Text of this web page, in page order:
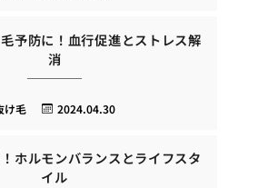
予防に！血行促進とストレス解
消
2024.04.30
け毛
ホルモンバランスとライフスタ
イル